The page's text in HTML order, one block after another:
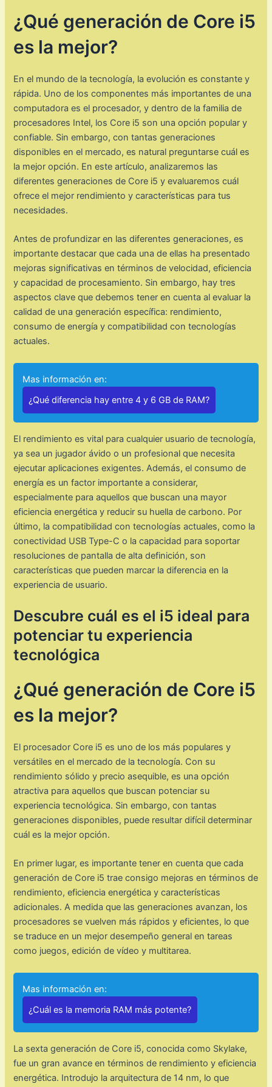
¿Qué generación de Core i5
es la mejor?
En el mundo de la tecnología, la evolución es constante y
rápida. Uno de los componentes más importantes de una
computadora es el procesador, y dentro de la familia de
procesadores Intel, los Core i5 son una opción popular y
confiable. Sin embargo, con tantas generaciones
disponibles en el mercado, es natural preguntarse cuál es
la mejor opción. En este artículo, analizaremos las
diferentes generaciones de Core i5 y evaluaremos cuál
ofrece el mejor rendimiento y características para tus
necesidades.
Antes de profundizar en las diferentes generaciones, es
importante destacar que cada una de ellas ha presentado
mejoras significativas en términos de velocidad, eficiencia
y capacidad de procesamiento. Sin embargo, hay tres
aspectos clave que debemos tener en cuenta al evaluar la
calidad de una generación específica: rendimiento,
consumo de energía y compatibilidad con tecnologías
actuales.
Mas información en:
¿Qué diferencia hay entre 4 y 6 GB de RAM?
El rendimiento es vital para cualquier usuario de tecnología,
ya sea un jugador ávido o un profesional que necesita
ejecutar aplicaciones exigentes. Además, el consumo de
energía es un factor importante a considerar,
especialmente para aquellos que buscan una mayor
eficiencia energética y reducir su huella de carbono. Por
último, la compatibilidad con tecnologías actuales, como la
conectividad USB Type-C o la capacidad para soportar
resoluciones de pantalla de alta definición, son
características que pueden marcar la diferencia en la
experiencia de usuario.
Descubre cuál es el i5 ideal para
potenciar tu experiencia
tecnológica
¿Qué generación de Core i5
es la mejor?
El procesador Core i5 es uno de los más populares y
versátiles en el mercado de la tecnología. Con su
rendimiento sólido y precio asequible, es una opción
atractiva para aquellos que buscan potenciar su
experiencia tecnológica. Sin embargo, con tantas
generaciones disponibles, puede resultar difícil determinar
cuál es la mejor opción.
En primer lugar, es importante tener en cuenta que cada
generación de Core i5 trae consigo mejoras en términos de
rendimiento, eficiencia energética y características
adicionales. A medida que las generaciones avanzan, los
procesadores se vuelven más rápidos y eficientes, lo que
se traduce en un mejor desempeño general en tareas
como juegos, edición de vídeo y multitarea.
Mas información en:
¿Cuál es la memoria RAM más potente?
La sexta generación de Core i5, conocida como Skylake,
fue un gran avance en términos de rendimiento y eficiencia
energética. Introdujo la arquitectura de 14 nm, lo que